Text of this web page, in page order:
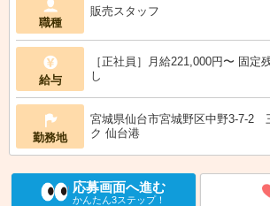
職種
販売スタッフ
給与
［正社員］月給221,000円〜 固定
し
勤務地
宮城県仙台市宮城野区中野3-7-2
ク 仙台港
応募画面へ進む
かんたん3ステップ！